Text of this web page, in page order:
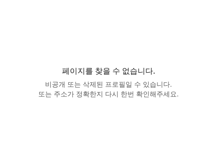
페이지를 찾을 수 없습니다.
비공개 또는 삭제된 프로필일 수 있습니다.
또는 주소가 정확한지 다시 한번 확인해주세요.